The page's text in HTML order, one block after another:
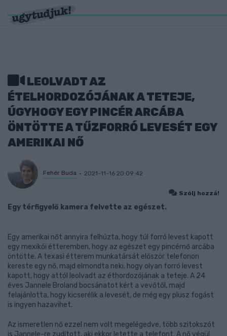
LEOLVADT AZ
ÉTELHORDOZÓJÁNAK A TETEJE,
ÚGYHOGY EGY PINCÉR ARCÁBA
ÖNTÖTTE A TŰZFORRÓ LEVESÉT EGY
AMERIKAI NŐ
Fehér Buda 2021-11-16 20:09:42
Szólj hozzá!
Egy térfigyelő kamera felvette az egészet.
Egy amerikai nőt annyira felhúzta, hogy túl forró levest kapott
egy mexikói étteremben, hogy az egészet egy pincérnő arcába
öntötte. A texasi étterem munkatársát először telefonon
kereste egy nő, majd elmondta neki, hogy olyan forró levest
kapott, hogy attól leolvadt az éthordozójának a teteje. A 24
éves Jannele Broland bocsánatot kért a vevőtől, majd
felajánlotta, hogy kicserélik a levesét, de még egy plusz fogást
is ingyen hazavihet.
Az ismeretlen nő ezzel nem volt megelégedve, több szitokszót
is Jannele-re zudított, aki ekkor letette a telefont. A nő végül